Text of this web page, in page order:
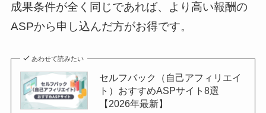
成果条件が全く同じであれば、より高い報酬の
ASPから申し込んだ方がお得です。
あわせて読みたい
セルフバック（自己アフィリエイ
ト）おすすめASPサイト8選
【2026年最新】